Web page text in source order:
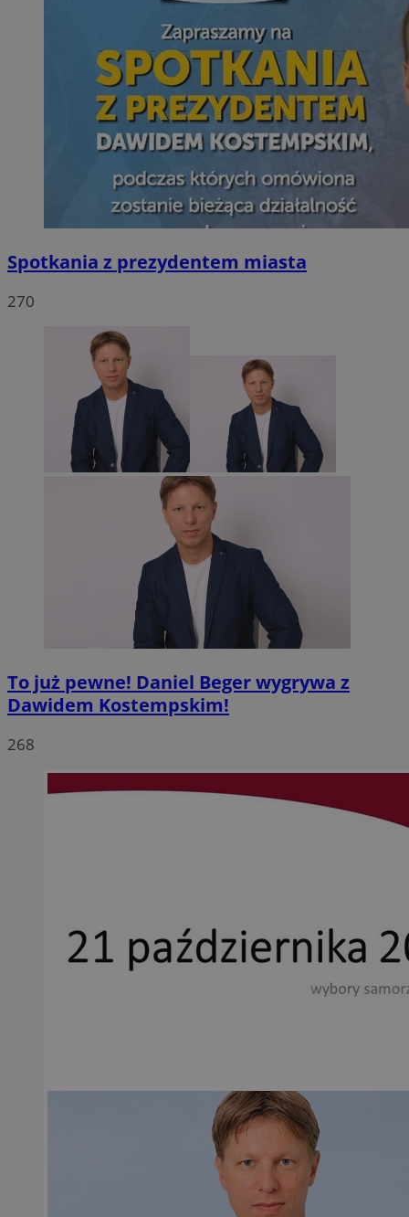
Spotkania z prezydentem miasta
270
To już pewne! Daniel Beger wygrywa z
Dawidem Kostempskim!
268